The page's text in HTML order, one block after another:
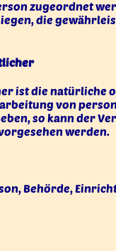
zugeordnet
die
die natürliche
von
so kann der
werden.
Behörde,